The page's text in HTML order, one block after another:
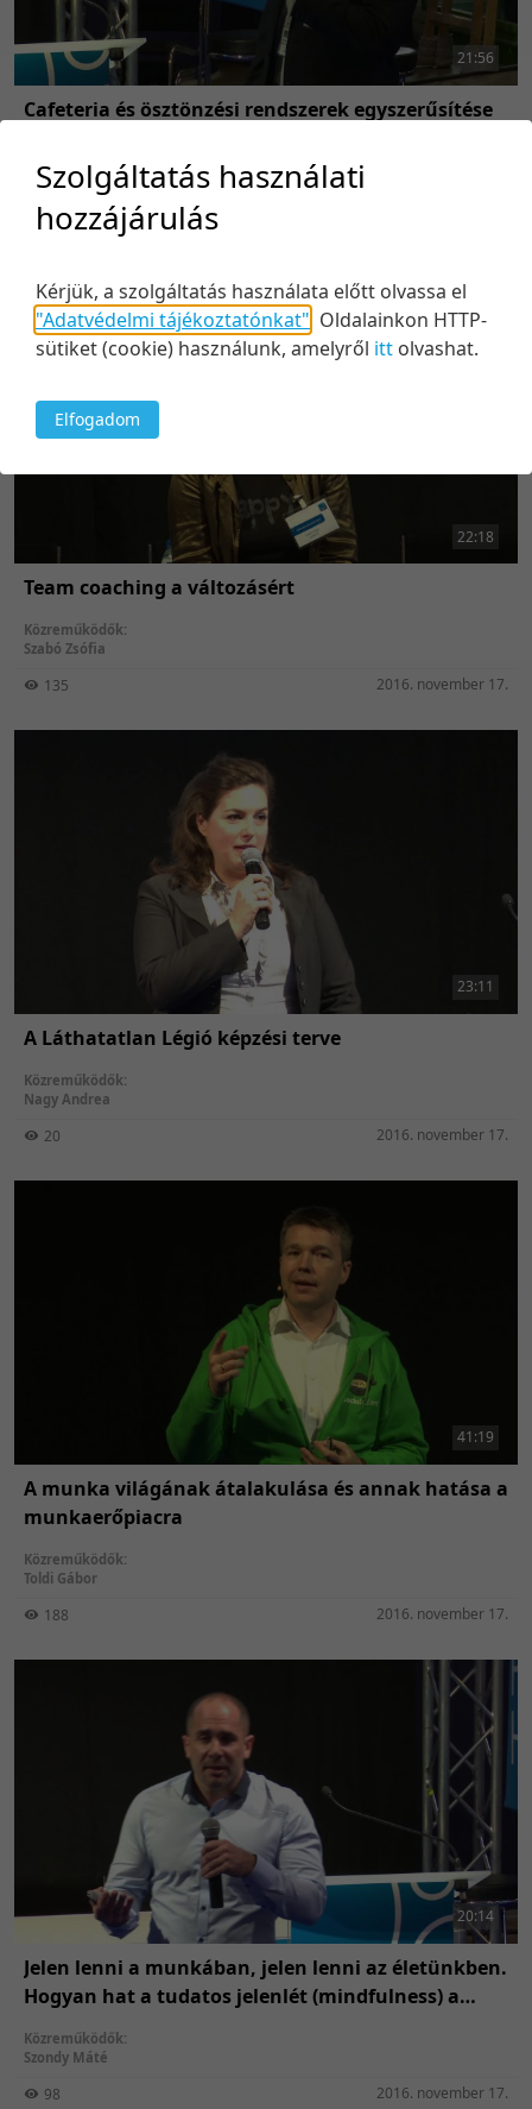
21:56
Cafeteria és ösztönzési rendszerek egyszerűsítése
Közreműködők:
Balázs Krisztián
54
22:18
Team coaching a változásért
Közreműködők:
Szabó Zsófia
135 2016. november 17.
23:11
A Láthatatlan Légió képzési terve
Közreműködők:
Nagy Andrea
20 2016. november 17.
41:19
A munka világának átalakulása és annak hatása a
munkaerőpiacra
Közreműködők:
Toldi Gábor
188 2016. november 17.
20:14
Jelen lenni a munkában, jelen lenni az életünkben.
Hogyan hat a tudatos jelenlét (mindfulness) a
Közreműködők:
Szondy Máté
98 2016. november 17.
Szolgáltatás használati
hozzájárulás
Kérjük, a szolgáltatás használata előtt olvassa el
"Adatvédelmi tájékoztatónkat" Oldalainkon HTTP-
sütiket (cookie) használunk, amelyről itt olvashat.
Elfogadom